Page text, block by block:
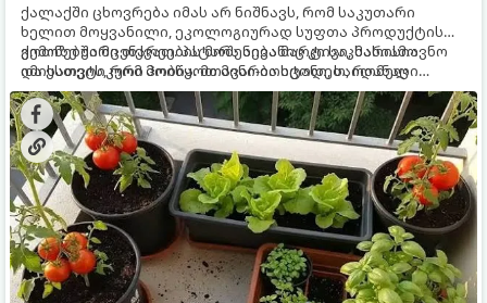
ქალაქში ცხოვრება იმას არ ნიშნავს, რომ საკუთარი
ხელით მოყვანილი, ეკოლოგიურად სუფთა პროდუქტის
გემოზე უარი თქვათ. პატარა აივანიც კი საკმარისია
იმისათვის, რომ მოიწყოთ მინი-ბოსტანი, საიდანაც
ყოველდღიურად ახალ, არომატულ მწვანილსა და
ბოსტნეულს მოკრეფთ.
ქოთნებში მცენარეების მოშენება მარტივი, სასიამოვნო
და ესთეტიკური ჰობია. მთავარია იცოდეთ, რომელი
კულტურები ეგუებიან ქოთნის პირობებს ყველაზე კარგად
და როგორ მოუაროთ მათ სწორად.